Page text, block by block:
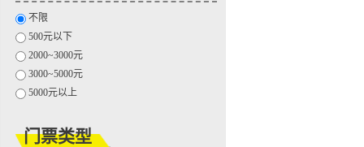
不限
500元以下
2000~3000元
3000~5000元
5000元以上
门票类型